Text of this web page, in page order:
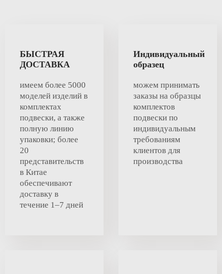
БЫСТРАЯ
ДОСТАВКА
имеем более 5000
моделей изделий в
комплектах
подвески, а также
полную линию
упаковки; более
20
представительств
в Китае
обеспечивают
доставку в
течение 1–7 дней
Индивидуальный
образец
можем принимать
заказы на образцы
комплектов
подвески по
индивидуальным
требованиям
клиентов для
производства